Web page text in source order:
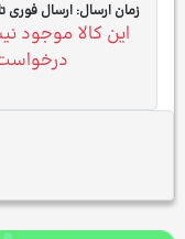
زمان ارسال: ارسال فوری تا 2 روز کاری
این کالا موجود